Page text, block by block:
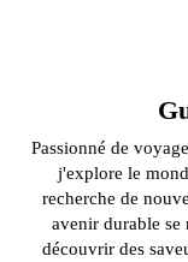
Passionné de
j'explore le
recherche de
avenir durable se
découvrir des